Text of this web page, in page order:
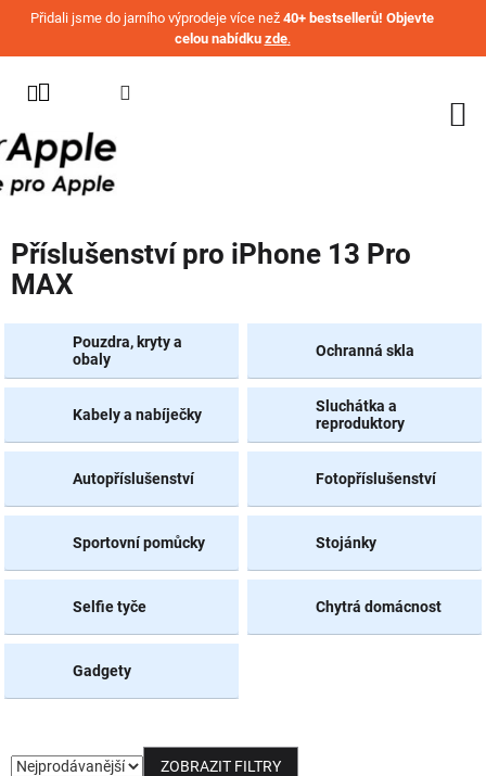
Přejít na obsah
Přidali jsme do jarního výprodeje více než 40+ bestsellerů! Objevte
celou nabídku zde.
IPHONE
MACBOOK
AIRPODS
AIRTAG
OSTATNÍ
ZNAČKY
%
ZBOŽÍ
Příslušenství pro iPhone 13 Pro
MAX
Pouzdra, kryty a
obaly
Ochranná skla
Kabely a nabíječky
Sluchátka a
reproduktory
Autopříslušenství Fotopříslušenství
Sportovní pomůcky Stojánky
Selfie tyče Chytrá domácnost
Gadgety
ZOBRAZIT FILTRY